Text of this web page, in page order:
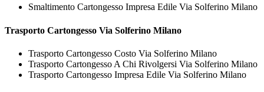
Smaltimento Cartongesso Impresa Edile Via Solferino Milano
Trasporto Cartongesso Via Solferino Milano
Trasporto Cartongesso Costo Via Solferino Milano
Trasporto Cartongesso A Chi Rivolgersi Via Solferino Milano
Trasporto Cartongesso Impresa Edile Via Solferino Milano